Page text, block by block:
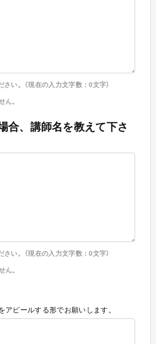
さい。（現在の入力文字数：0文字）
ん。
合、講師名を教えて下さ
さい。（現在の入力文字数：0文字）
ん。
アピールする形でお願いします。